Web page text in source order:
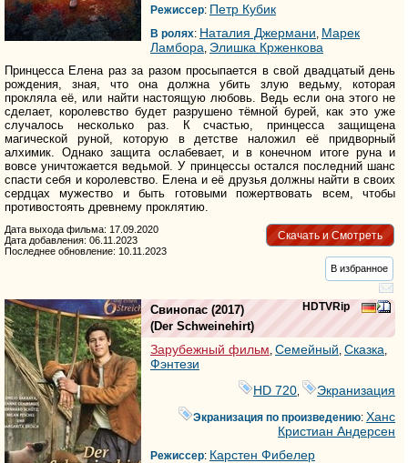
Режиссер: Петр Кубик
В ролях: Наталия Джермани, Марек
Ламбора, Элишка Крженкова
Принцесса Елена раз за разом просыпается в свой двадцатый день
рождения, зная, что она должна убить злую ведьму, которая
прокляла её, или найти настоящую любовь. Ведь если она этого не
сделает, королевство будет разрушено тёмной бурей, как это уже
случалось несколько раз. К счастью, принцесса защищена
магической руной, которую в детстве наложил её придворный
алхимик. Однако защита ослабевает, и в конечном итоге руна и
вовсе уничтожается ведьмой. У принцессы остался последний шанс
спасти себя и королевство. Елена и её друзья должны найти в своих
сердцах мужество и быть готовыми пожертвовать всем, чтобы
противостоять древнему проклятию.
Скачать и Смотреть
Дата выхода фильма: 17.09.2020
Дата добавления: 06.11.2023
Последнее обновление: 10.11.2023
В избранное
HDTVRip
Свинопас (2017)
(Der Schweinehirt)
Зарубежный фильм Семейный Сказка
Фэнтези
HD 720
Экранизация
Экранизация по произведению:Ханс
Кристиан Андерсен
Режиссер: Карстен Фибелер